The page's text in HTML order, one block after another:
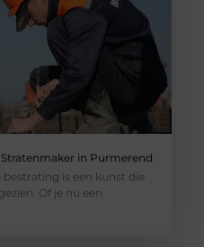
in Purmerend
is een kunst die
Of je nu een